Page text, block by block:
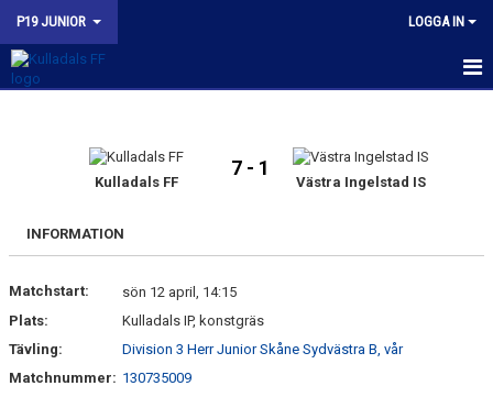
P19 JUNIOR LOGGA IN
MATCHER
TRUPPEN
BILDGALLERI
Kulladals FF
7 - 1
Västra Ingelstad IS
INFORMATION
Matchstart:
sön 12 april, 14:15
Plats:
Kulladals IP, konstgräs
Tävling:
Division 3 Herr Junior Skåne Sydvästra B, vår
Matchnummer: 130735009